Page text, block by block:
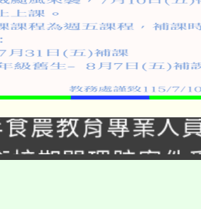
生活教案入校路
農教育專業人
接期間理賠案件